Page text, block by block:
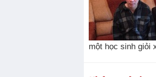
một học sinh giỏi